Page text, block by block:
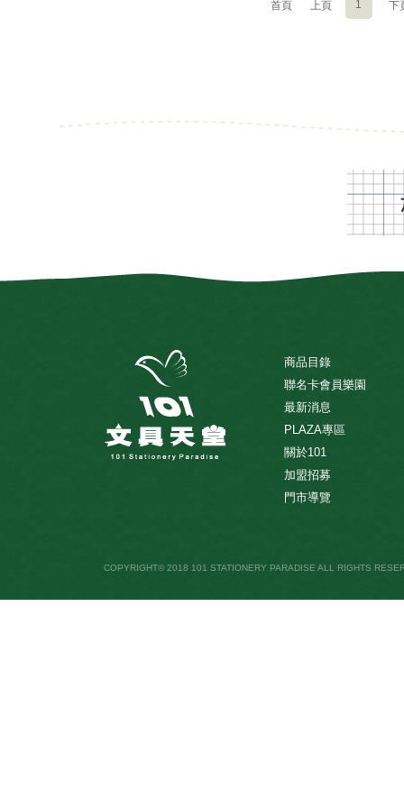
首頁 上頁 1 下
商品目錄
聯名卡會員樂園
最新消息
PLAZA專區
關於101
加盟招募
門市導覽
COPYRIGHT© 2018 101 STATIONERY PARADISE ALL RIGHTS